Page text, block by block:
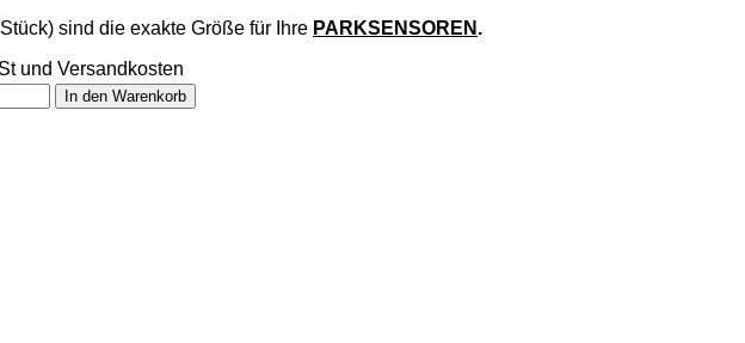
sind die exakte Größe für Ihre PARKSENSOREN .
und Versandkosten